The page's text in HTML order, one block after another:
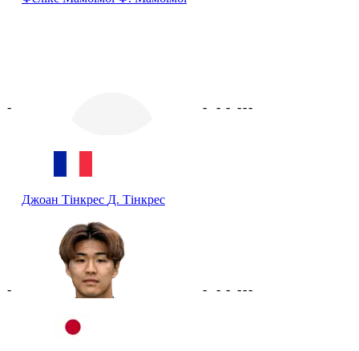
-
Джоан Тінкрес Д. Тінкрес
- - - ---
- - - - ---